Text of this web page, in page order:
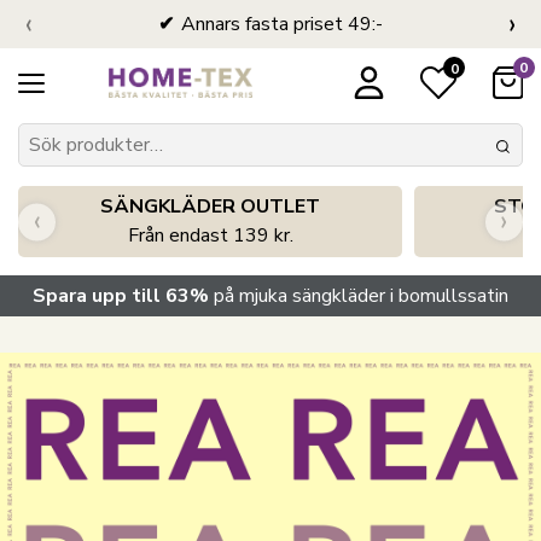
Annars fasta priset 49:-
‹ ›
0 0
SÄNGKLÄDER OUTLET
Från endast 139 kr.
‹ ›
Spara upp till 63% på mjuka sängkläder i bomullssatin